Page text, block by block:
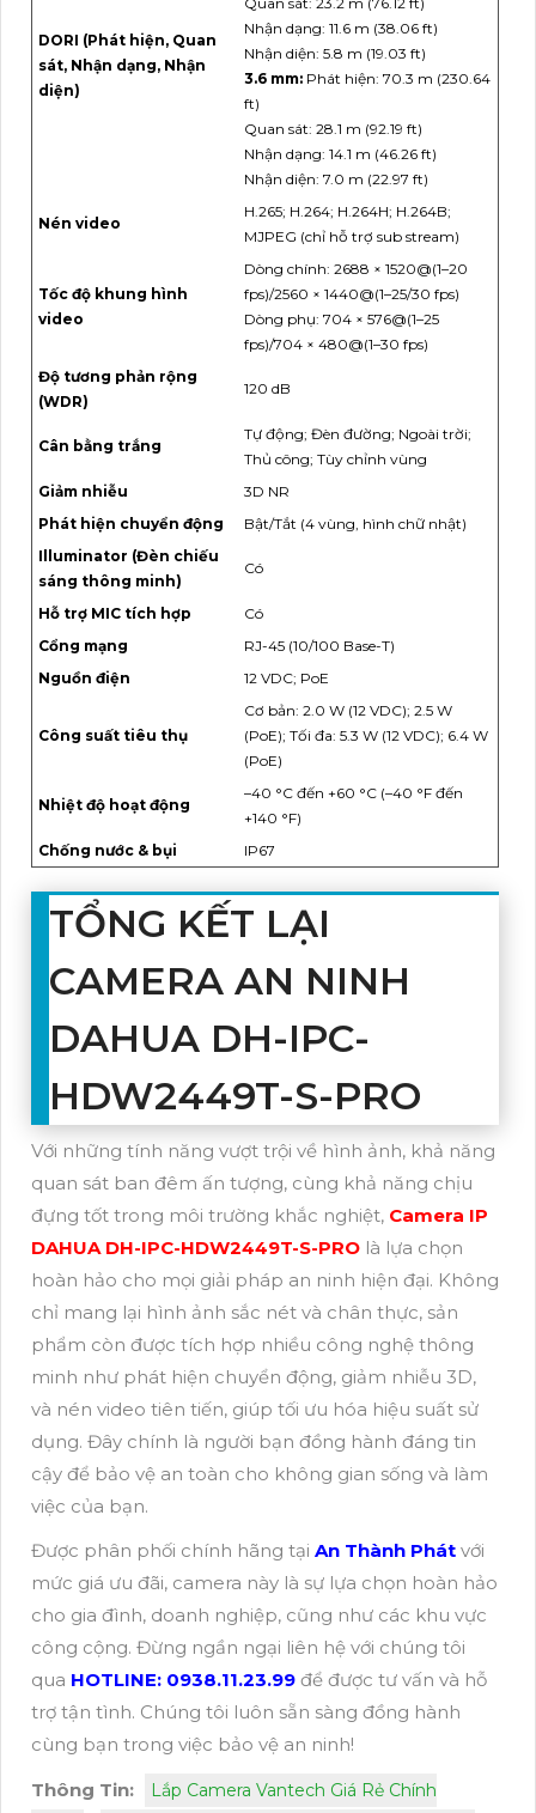
DORI (Phát hiện, Quan
sát, Nhận dạng, Nhận
diện)
Nhận dạng: 11.6 m (38.06 ft)
Nhận diện: 5.8 m (19.03 ft)
3.6 mm: Phát hiện: 70.3 m (230.64
ft)
Quan sát: 28.1 m (92.19 ft)
Nhận dạng: 14.1 m (46.26 ft)
Nhận diện: 7.0 m (22.97 ft)
Nén video
H.265; H.264; H.264H; H.264B;
MJPEG (chỉ hỗ trợ sub stream)
Tốc độ khung hình
video
Dòng chính: 2688 × 1520@(1–20
fps)/2560 × 1440@(1–25/30 fps)
Dòng phụ: 704 × 576@(1–25
fps)/704 × 480@(1–30 fps)
Độ tương phản rộng
(WDR)
120 dB
Cân bằng trắng
Tự động; Đèn đường; Ngoài trời;
Thủ công; Tùy chỉnh vùng
Giảm nhiễu
3D NR
Phát hiện chuyển động
Bật/Tắt (4 vùng, hình chữ nhật)
Illuminator (Đèn chiếu
sáng thông minh)
Có
Hỗ trợ MIC tích hợp
Có
Cổng mạng
RJ-45 (10/100 Base-T)
Nguồn điện
12 VDC; PoE
Công suất tiêu thụ
Cơ bản: 2.0 W (12 VDC); 2.5 W
(PoE); Tối đa: 5.3 W (12 VDC); 6.4 W
(PoE)
Nhiệt độ hoạt động
–40 °C đến +60 °C (–40 °F đến
+140 °F)
Chống nước & bụi
IP67
TỔNG KẾT LẠI
CAMERA AN NINH
DAHUA DH-IPC-
HDW2449T-S-PRO
Với những tính năng vượt trội về hình ảnh, khả năng
quan sát ban đêm ấn tượng, cùng khả năng chịu
đựng tốt trong môi trường khắc nghiệt, Camera IP
DAHUA DH-IPC-HDW2449T-S-PRO là lựa chọn
hoàn hảo cho mọi giải pháp an ninh hiện đại. Không
chỉ mang lại hình ảnh sắc nét và chân thực, sản
phẩm còn được tích hợp nhiều công nghệ thông
minh như phát hiện chuyển động, giảm nhiễu 3D,
và nén video tiên tiến, giúp tối ưu hóa hiệu suất sử
dụng. Đây chính là người bạn đồng hành đáng tin
cậy để bảo vệ an toàn cho không gian sống và làm
việc của bạn.
Được phân phối chính hãng tại An Thành Phát với
mức giá ưu đãi, camera này là sự lựa chọn hoàn hảo
cho gia đình, doanh nghiệp, cũng như các khu vực
công cộng. Đừng ngần ngại liên hệ với chúng tôi
qua HOTLINE: 0938.11.23.99 để được tư vấn và hỗ
trợ tận tình. Chúng tôi luôn sẵn sàng đồng hành
cùng bạn trong việc bảo vệ an ninh!
Thông Tin:
Lắp Camera Vantech Giá Rẻ Chính